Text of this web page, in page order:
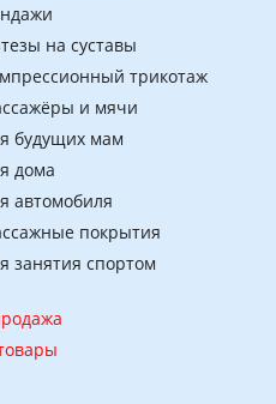
на суставы
трикотаж
и мячи
будущих мам
дома
автомобиля
покрытия
занятия спортом